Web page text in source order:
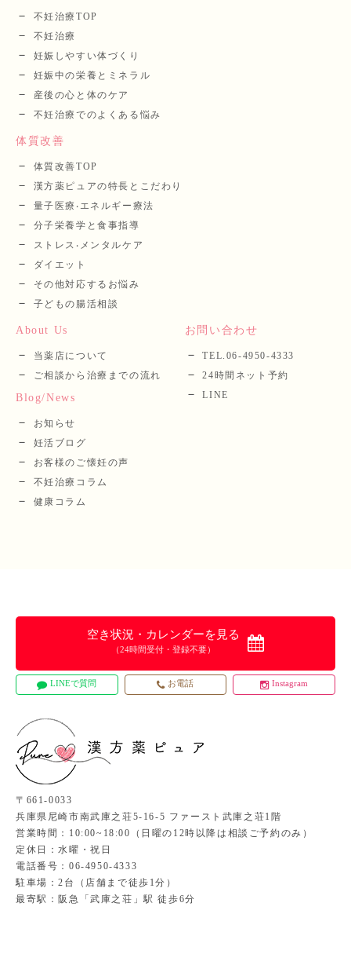
不妊治療TOP
不妊治療
妊娠しやすい体づくり
妊娠中の栄養とミネラル
産後の⼼と体のケア
不妊治療でのよくある悩み
体質改善
体質改善TOP
漢⽅薬ピュアの特長とこだわり
量⼦医療‧エネルギー療法
分⼦栄養学と⾷事指導
ストレス‧メンタルケア
ダイエット
その他対応するお悩み
子どもの腸活相談
About Us
当薬店について
ご相談から治療までの流れ
Blog/News
お知らせ
妊活ブログ
お客様のご懐妊の声
不妊治療コラム
健康コラム
お問い合わせ
TEL.06-4950-4333
24時間ネット予約
LINE
〒661-0033
兵庫県尼崎市南武庫之荘5-16-5 ファースト武庫之荘1階
営業時間：10:00~18:00（日曜の12時以降は相談ご予約のみ）
定休日：水曜・祝日
電話番号：06-4950-4333
駐車場：2台（店舗まで徒歩1分）
最寄駅：阪急「武庫之荘」駅 徒歩6分
空き状況・カレンダーを見る
（24時間受付・登録不要）
LINEで質問 お電話 Instagram